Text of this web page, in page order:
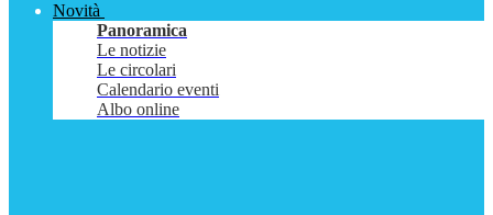
Novità
Panoramica
Le notizie
Le circolari
Calendario eventi
Albo online